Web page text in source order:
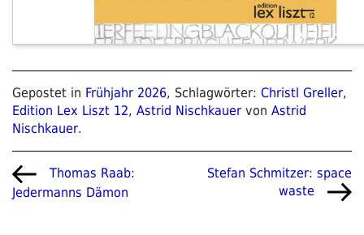
Gepostet in Frühjahr 2026, Schlagwörter: Christl Greller,
Edition Lex Liszt 12, Astrid Nischkauer von Astrid
Nischkauer.
Beitragsnavigation
Vorheriger
Beitrag
Thomas Raab:
Jedermanns Dämon
Nächster
Stefan Schmitzer: space
waste